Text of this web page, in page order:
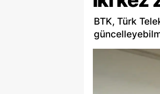
BTK, Türk